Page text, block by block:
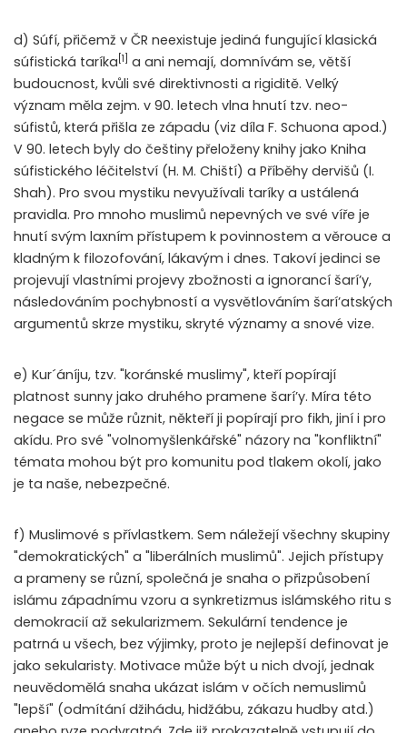
d) Súfí, přičemž v ČR neexistuje jediná fungující klasická
súfistická taríka [1] a ani nemají, domnívám se, větší
budoucnost, kvůli své direktivnosti a rigiditě. Velký
význam měla zejm. v 90. letech vlna hnutí tzv. neo-
súfistů, která přišla ze západu (viz díla F. Schuona apod.)
V 90. letech byly do češtiny přeloženy knihy jako Kniha
súfistického léčitelství (H. M. Chiští) a Příběhy dervišů (I.
Shah). Pro svou mystiku nevyužívali taríky a ustálená
pravidla. Pro mnoho muslimů nepevných ve své víře je
hnutí svým laxním přístupem k povinnostem a věrouce a
kladným k filozofování, lákavým i dnes. Takoví jedinci se
projevují vlastními projevy zbožnosti a ignorancí šarí’y,
následováním pochybností a vysvětlováním šarí’atských
argumentů skrze mystiku, skryté významy a snové vize.
e) Kur´áníju, tzv. "koránské muslimy", kteří popírají
platnost sunny jako druhého pramene šarí’y. Míra této
negace se může různit, někteří ji popírají pro fikh, jiní i pro
akídu. Pro své "volnomyšlenkářské" názory na "konfliktní"
témata mohou být pro komunitu pod tlakem okolí, jako
je ta naše, nebezpečné.
f) Muslimové s přívlastkem. Sem náležejí všechny skupiny
"demokratických" a "liberálních muslimů". Jejich přístupy
a prameny se různí, společná je snaha o přizpůsobení
islámu západnímu vzoru a synkretizmus islámského ritu s
demokracií až sekularizmem. Sekulární tendence je
patrná u všech, bez výjimky, proto je nejlepší definovat je
jako sekularisty. Motivace může být u nich dvojí, jednak
neuvědomělá snaha ukázat islám v očích nemuslimů
"lepší" (odmítání džihádu, hidžábu, zákazu hudby atd.)